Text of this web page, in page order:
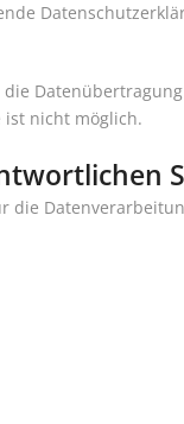
nicht möglich.
die